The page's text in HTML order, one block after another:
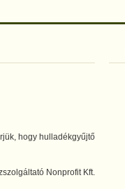
hogy hulladékgyűjtő
Nonprofit Kft.